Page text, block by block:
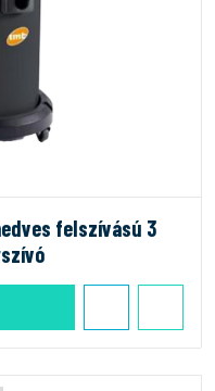
felszívású 3